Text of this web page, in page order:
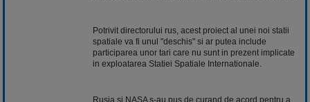
Potrivit directorului rus, acest proiect al unei noi statii
spatiale va fi unul "deschis" si ar putea include
participarea unor tari care nu sunt in prezent implicate
in exploatarea Statiei Spatiale Internationale.
Rusia si NASA s-au pus de curand de acord pentru a